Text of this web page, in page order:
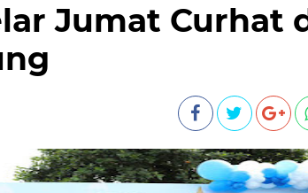
Jumat Curhat